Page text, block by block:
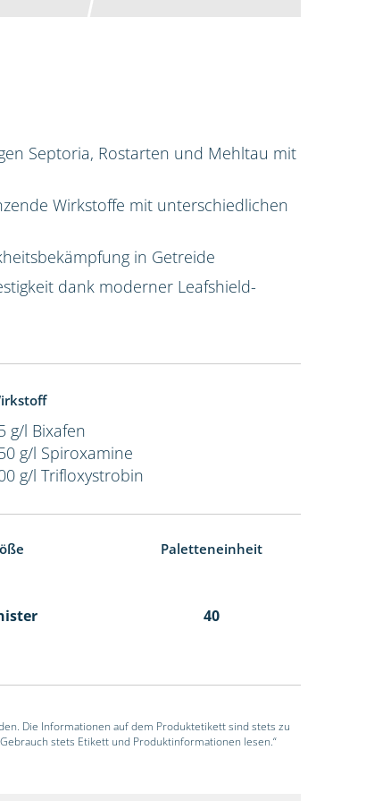
Septoria, Rostarten und Mehltau mit
Wirkstoffe mit unterschiedlichen
in Getreide
dank moderner Leafshield-
g/l Bixafen
g/l Spiroxamine
g/l Trifloxystrobin
Paletteneinheit
40
Die Informationen auf dem Produktetikett sind stets zu
stets Etikett und Produktinformationen lesen.“